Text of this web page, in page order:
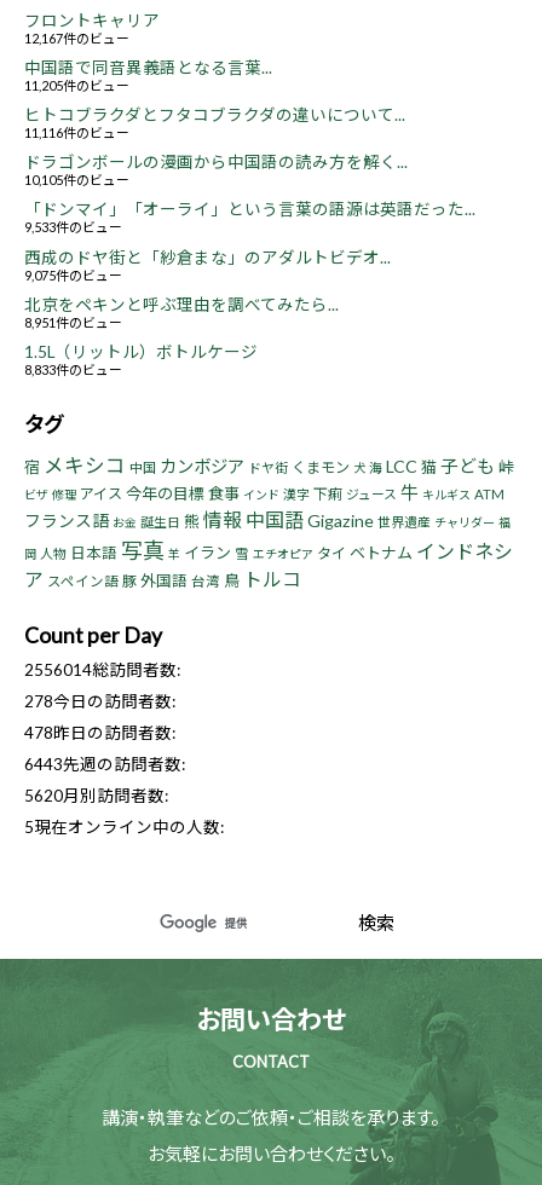
フロントキャリア
12,167件のビュー
中国語で同音異義語となる言葉...
11,205件のビュー
ヒトコブラクダとフタコブラクダの違いについて...
11,116件のビュー
ドラゴンボールの漫画から中国語の読み方を解く...
10,105件のビュー
「ドンマイ」「オーライ」という言葉の語源は英語だった...
9,533件のビュー
西成のドヤ街と「紗倉まな」のアダルトビデオ...
9,075件のビュー
北京をペキンと呼ぶ理由を調べてみたら...
8,951件のビュー
1.5L（リットル）ボトルケージ
8,833件のビュー
タグ
宿 メキシコ 中国 カンボジア ドヤ街 くまモン 犬 海 LCC 猫子ども 峠
ビザ 修理 アイス 今年の目標食事 インド 漢字 下痢 ジュース 牛 キルギス ATM
フランス語 お金 誕生日 熊情報 中国語Gigazine 世界遺産 チャリダー 福
岡 人物 日本語 写真 羊 イラン 雪 エチオピア タイ ベトナム インドネシ
ア スペイン語 豚 外国語 台湾 鳥 トルコ
Count per Day
2556014総訪問者数:
278今日の訪問者数:
478昨日の訪問者数:
6443先週の訪問者数:
5620月別訪問者数:
5現在オンライン中の人数:
お問い合わせ
CONTACT
講演・執筆などのご依頼・ご相談を承ります。
お気軽にお問い合わせください。